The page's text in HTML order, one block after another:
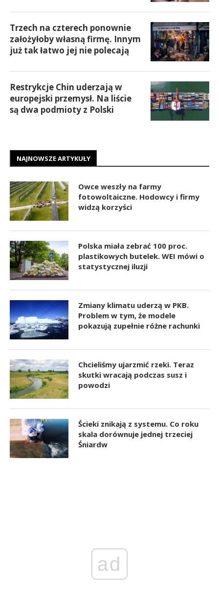
Trzech na czterech ponownie
założyłoby własną firmę. Innym
już tak łatwo jej nie polecają
Restrykcje Chin uderzają w
europejski przemysł. Na liście
są dwa podmioty z Polski
NAJNOWSZE ARTYKUŁY
Owce weszły na farmy
fotowoltaiczne. Hodowcy i firmy
widzą korzyści
Polska miała zebrać 100 proc.
plastikowych butelek. WEI mówi o
statystycznej iluzji
Zmiany klimatu uderzą w PKB.
Problem w tym, że modele
pokazują zupełnie różne rachunki
Chcieliśmy ujarzmić rzeki. Teraz
skutki wracają podczas susz i
powodzi
Ścieki znikają z systemu. Co roku
skala dorównuje jednej trzeciej
Śniardw
ad